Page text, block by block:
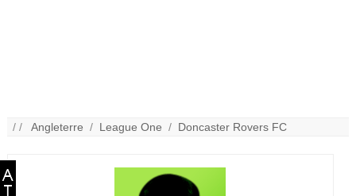
/ /Angleterre / League One / Doncaster Rovers FC